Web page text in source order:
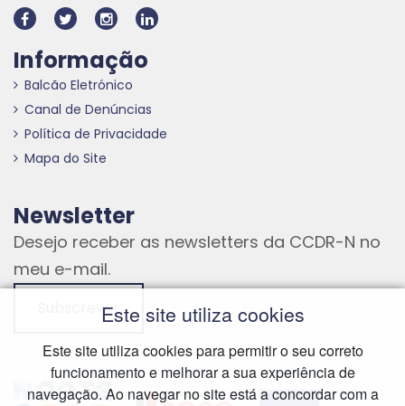
Informação
Balcão Eletrónico
Canal de Denúncias
Política de Privacidade
Mapa do Site
Newsletter
Desejo receber as newsletters da CCDR-N no
meu e-mail.
Subscrever
Hiperligação externaHiperligação externaHiperligação externa
Este site utiliza cookies
Este site utiliza cookies para permitir o seu correto
funcionamento e melhorar a sua experiência de
navegação. Ao navegar no site está a concordar com a